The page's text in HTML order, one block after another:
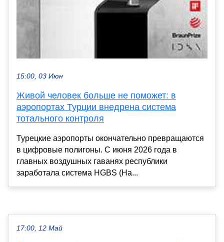
15:00, 03 Июн
Живой человек больше не поможет: в
аэропортах Турции внедрена система
тотального контроля
Турецкие аэропорты окончательно превращаются
в цифровые полигоны. С июня 2026 года в
главных воздушных гаванях республики
заработала система HGBS (Ha...
17:00, 12 Май